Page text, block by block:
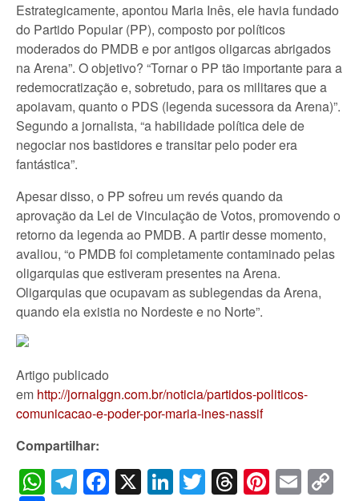
Estrategicamente, apontou Maria Inês, ele havia fundado
do Partido Popular (PP), composto por políticos
moderados do PMDB e por antigos oligarcas abrigados
na Arena”. O objetivo? “Tornar o PP tão importante para a
redemocratização e, sobretudo, para os militares que a
apoiavam, quanto o PDS (legenda sucessora da Arena)”.
Segundo a jornalista, “a habilidade política dele de
negociar nos bastidores e transitar pelo poder era
fantástica”.
Apesar disso, o PP sofreu um revés quando da
aprovação da Lei de Vinculação de Votos, promovendo o
retorno da legenda ao PMDB. A partir desse momento,
avaliou, “o PMDB foi completamente contaminado pelas
oligarquias que estiveram presentes na Arena.
Oligarquias que ocupavam as sublegendas da Arena,
quando ela existia no Nordeste e no Norte”.
Artigo publicado
em http://jornalggn.com.br/noticia/partidos-politicos-
comunicacao-e-poder-por-maria-ines-nassif
Compartilhar:
WhatsApp
Telegram
Facebook
X LinkedIn
Twitter
Threads